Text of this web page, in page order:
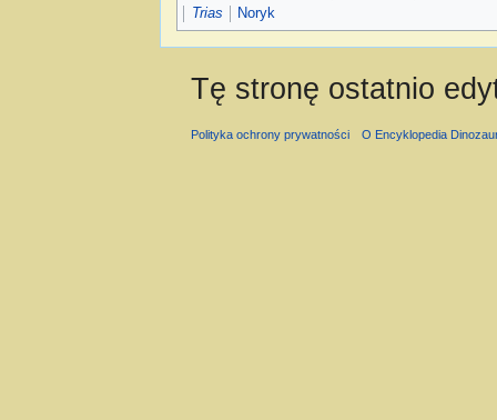
Trias
Noryk
Tę stronę ostatnio
Polityka ochrony prywatności O Encyklopedia